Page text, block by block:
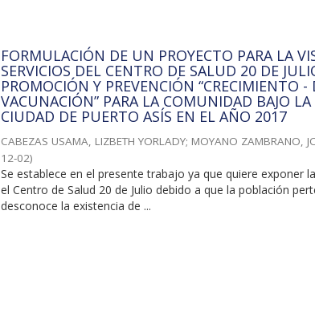
FORMULACIÓN DE UN PROYECTO PARA LA
SERVICIOS DEL CENTRO DE SALUD 20 DE
PROMOCIÓN Y PREVENCIÓN “CRECIMIENTO -
VACUNACIÓN” PARA LA COMUNIDAD BAJO
CIUDAD DE PUERTO ASÍS EN EL AÑO 2017
CABEZAS USAMA, LIZBETH YORLADY; MOYANO ZAMBRANO,
12-02)
Se establece en el presente trabajo ya que quiere exponer
el Centro de Salud 20 de Julio debido a que la población
desconoce la existencia de ...